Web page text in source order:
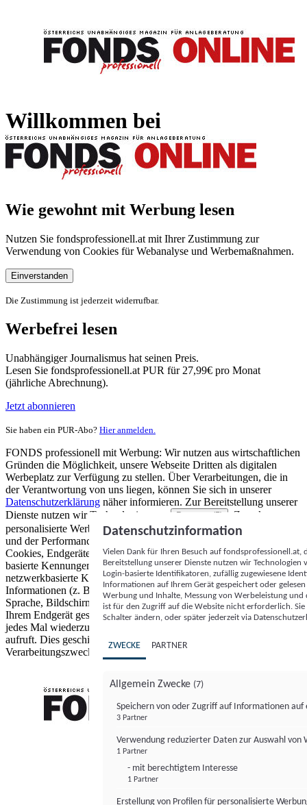
Willkommen bei
Wie gewohnt mit Werbung lesen
Nutzen Sie fondsprofessionell.at mit Ihrer Zustimmung zur
Verwendung von Cookies für Webanalyse und Werbemaßnahmen.
Einverstanden
Die Zustimmung ist jederzeit widerrufbar.
Werbefrei lesen
Unabhängiger Journalismus hat seinen Preis.
Lesen Sie fondsprofessionell.at PUR für 27,99€ pro Monat
(jährliche Abrechnung).
Jetzt abonnieren
Sie haben ein PUR-Abo? Hier anmelden.
FONDS professionell mit Werbung: Wir nutzen aus wirtschaftlichen
Gründen die Möglichkeit, unsere Webseite Dritten als digitalen
Werbeplatz zur Verfügung zu stellen. Über Verarbeitungen, die in
der Verantwortung von uns liegen, können Sie sich in unserer
Datenschutzerklärung näher informieren. Zur Bereitstellung unserer
Dienste nutzen wir Technologien von
Partnern (5)
. Zwecke:
personalisierte Werbung und Inhalte, Messung von Werbeleistung
und der Performance von Inhalten sowie Zielgruppenforschung.
Cookies, Endgeräte- oder ähnliche Online-Kennungen (z. B. login-
basierte Kennungen, zufällig generierte Kennungen,
netzwerkbasierte Kennungen) können zusammen mit anderen
Informationen (z. B. Browsertyp und Browserinformationen,
Sprache, Bildschirmgröße, unterstützte Technologien usw.) auf
Ihrem Endgerät gespeichert oder von dort ausgelesen werden, um es
jedes Mal wiederzuerkennen, wenn es eine App oder einer Webseite
aufruft. Dies geschieht für einen oder mehrere der hier aufgeführten
Verarbeitungszwecke.
Datenschutzinformation
Vielen Dank für Ihren Besuch auf
Bereitstellung unserer Dienste nutzen wir Technologien
Login-basierte Identifikatoren, zufällig zugewiesene
Informationen auf Ihrem Gerät gespeichert oder
Werbung und Inhalte, Messung von Werbeleistung
ist für den Zugriff auf die Website nicht erforderlich.
Schalter ändern, oder später jederzeit via
ZWECKE PARTNER
Allgemein Zwecke (7)
Speichern von oder Zugriff auf Informationen auf
3 Partner
Verwendung reduzierter Daten zur Auswahl von
1 Partner
- mit berechtigtem Interesse
1 Partner
Erstellung von Profilen für personalisierte
FONDS professionell